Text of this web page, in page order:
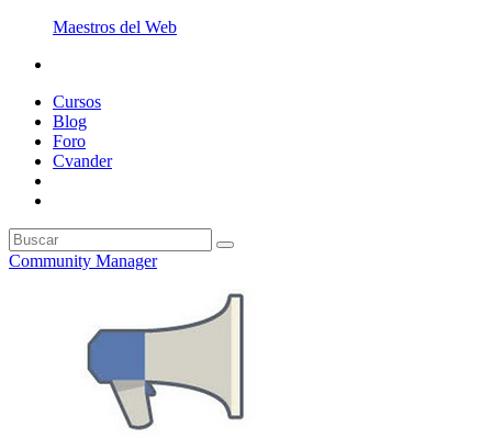
Maestros del Web
Cursos
Blog
Foro
Cvander
Community Manager